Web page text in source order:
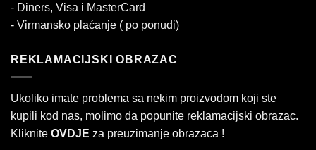
- Diners, Visa i MasterCard
- Virmansko plaćanje ( po ponudi)
REKLAMACIJSKI OBRAZAC
Ukoliko imate problema sa nekim proizvodom koji ste
kupili kod nas, molimo da popunite reklamacijski obrazac.
Kliknite OVDJE za preuzimanje obrazaca !